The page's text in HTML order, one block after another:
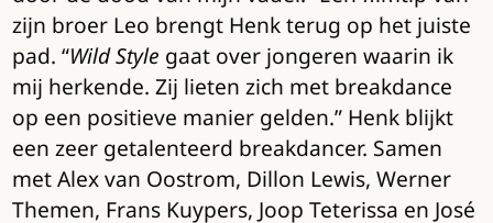
zijn broer Leo brengt Henk terug op het juiste
pad. “Wild Style gaat over jongeren waarin ik
mij herkende. Zij lieten zich met breakdance
op een positieve manier gelden.” Henk blijkt
een zeer getalenteerd breakdancer. Samen
met Alex van Oostrom, Dillon Lewis, Werner
Themen, Frans Kuypers, Joop Teterissa en José